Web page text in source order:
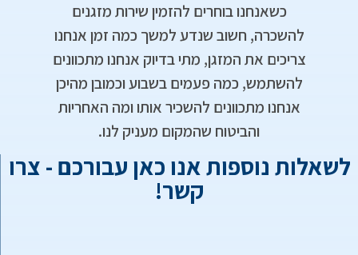
כשאנחנו בוחרים להזמין שירות מזגנים
להשכרה, חשוב שנדע למשך כמה זמן אנחנו
צריכים את המזגן, מתי בדיוק אנחנו מתכוונים
להשתמש, כמה פעמים בשבוע וכמובן מהיכן
אנחנו מתכוונים להשכיר אותו ומה האחריות
והביטוח שהמקום מעניק לנו.​
לשאלות נוספות אנו כאן עבורכם - צרו
קשר!